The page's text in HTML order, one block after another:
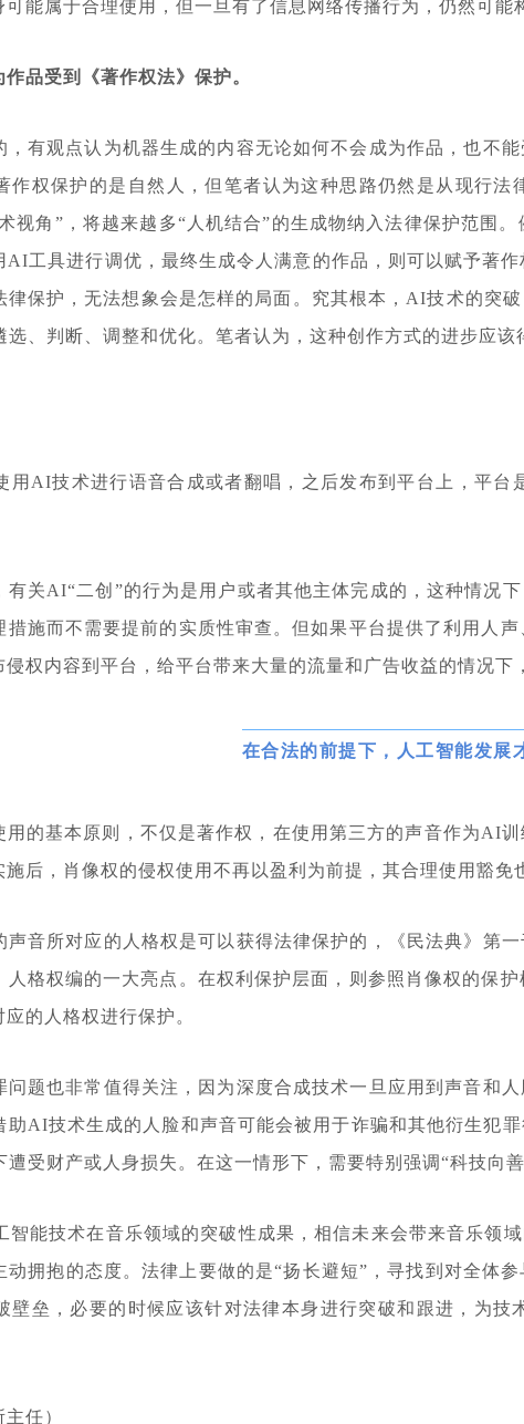
能属于合理使用，但一旦有了信息网络传播行为，仍然可能
品受到《著作权法》保护。
有观点认为机器生成的内容无论如何不会成为作品，也不
作权保护的是自然人，但笔者认为这种思路仍然是从现行
视角”，将越来越多“人机结合”的生成物纳入法律保护范围
AI工具进行调优，最终生成令人满意的作品，则可以赋予著
保护，无法想象会是怎样的局面。究其根本，AI技术的突
、判断、调整和优化。笔者认为，这种创作方式的进步应该
用AI技术进行语音合成或者翻唱，之后发布到平台上，平
关AI“二创”的行为是用户或者其他主体完成的，这种情况
施而不需要提前的实质性审查。但如果平台提供了利用人
权内容到平台，给平台带来大量的流量和广告收益的情况
在合法的前提下，人工智能发展
用的基本原则，不仅是著作权，在使用第三方的声音作为AI
后，肖像权的侵权使用不再以盈利为前提，其合理使用豁免
音所对应的人格权是可以获得法律保护的，《民法典》第
人格权编的一大亮点。在权利保护层面，则参照肖像权的保
的人格权进行保护。
问题也非常值得关注，因为深度合成技术一旦应用到声音和
AI技术生成的人脸和声音可能会被用于诈骗和其他衍生犯
受财产或人身损失。在这一情形下，需要特别强调“科技向
能技术在音乐领域的突破性成果，相信未来会带来音乐领
拥抱的态度。法律上要做的是“扬长避短”，寻找到对全体
壁垒，必要的时候应该针对法律本身进行突破和跟进，为
任）